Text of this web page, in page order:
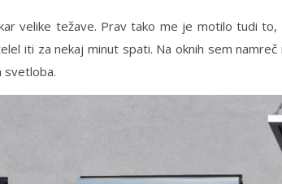
velike težave. Prav tako me je motilo tudi
iti za nekaj minut spati. Na oknih sem
svetloba.